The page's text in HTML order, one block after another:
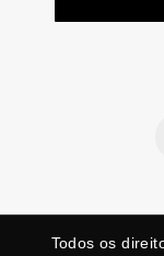
Todos os